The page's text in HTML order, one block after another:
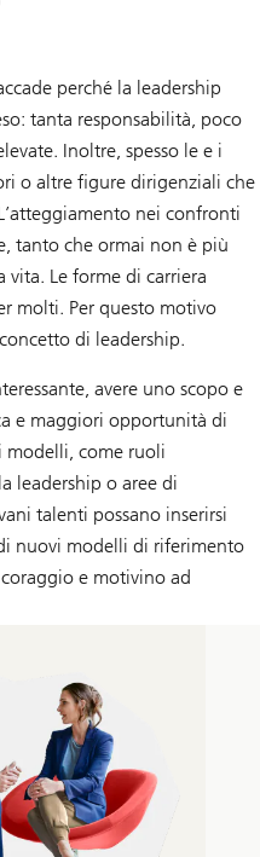
perché la leadership
tanta responsabilità, poco
Inoltre, spesso le e i
o altre figure dirigenziali che
nei confronti
tanto che ormai non è più
vita. Le forme di carriera
molti. Per questo motivo
di leadership.
avere uno scopo e
e maggiori opportunità di
modelli, come ruoli
leadership o aree di
talenti possano inserirsi
nuovi modelli di riferimento
e motivino ad